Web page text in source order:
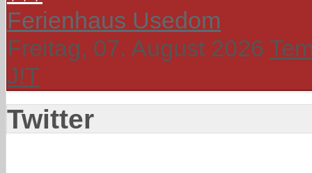
Ferienhaus Usedom
Freitag, 07. August 2026
J!T
Twitter